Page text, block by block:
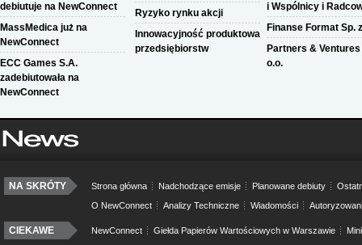
debiutuje na NewConnect
MassMedica już na
NewConnect
ECC Games S.A.
zadebiutowała na
NewConnect
Ryzyko rynku akcji
Innowacyjność produktowa
przedsiębiorstw
i Wspólnicy i
Finanse Format Sp.
Partners & Ventures
o.o.
NA SKRÓTY Strona główna Nadchodzące emisje Planowane debiuty
O NewConnect
Analizy Techniczne Wiadomości
CIEKAWE NewConnect Giełda Papierów Wartościowych w Warszawie